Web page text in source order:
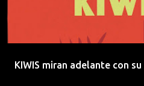
a
KIWIS miran adelante con